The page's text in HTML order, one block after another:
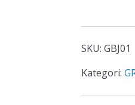
2026
SKU: GBJ01
Kategori: